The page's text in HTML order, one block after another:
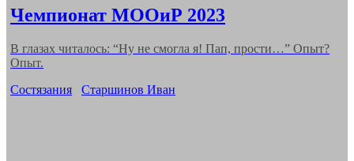
Чемпионат МООиР 2023
В глазах читалось: “Ну не смогла я! Пап, прости…” Опыт?
Опыт.
Categories
Состязания Старшинов Иван